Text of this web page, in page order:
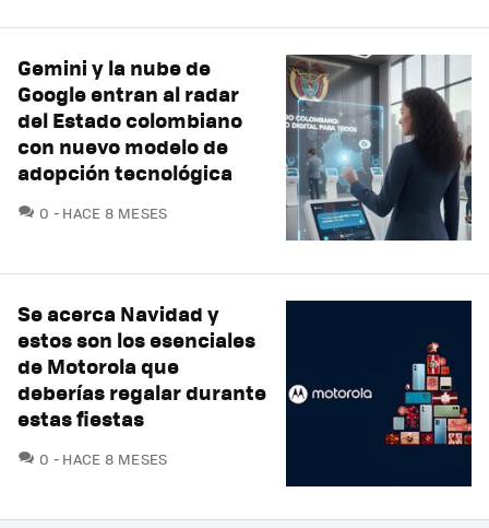
Gemini y la nube de
Google entran al radar
del Estado colombiano
con nuevo modelo de
adopción tecnológica
0 COMENTARIOS
HACE 8 MESES
Se acerca Navidad y
estos son los esenciales
de Motorola que
deberías regalar durante
estas fiestas
0 COMENTARIOS
HACE 8 MESES